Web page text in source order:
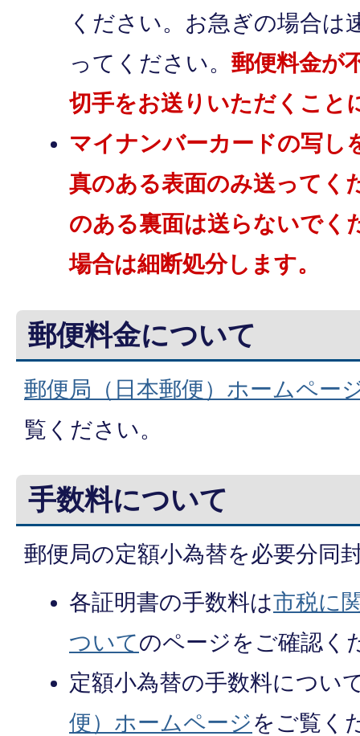
ください。お急ぎの場合は
ってください。 郵便料金が
切手をお送りいただくこと
マイナンバーカードの写し
真のある表面のみ送ってく
のある裏面は送らないでく
場合は細断処分します。
郵便料金について
郵便局（日本郵便）ホームペー
覧ください。
手数料について
郵便局の定額小為替を必要分同
各証明書の手数料は市税に
ついてのページをご確認く
定額小為替の手数料につい
便）ホームページをご覧く